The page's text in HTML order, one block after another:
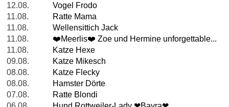
12.08.
Vogel Frodo
11.08.
Ratte Mama
11.08.
Wellensittich Jack
11.08.
❤️️Meerlis❤️️ Zoe und Hermine unforgettable...
11.08.
Katze Hexe
09.08.
Katze Mikesch
08.08.
Katze Flecky
08.08.
Hamster Dörte
07.08.
Ratte Blondi